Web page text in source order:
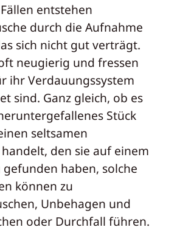
entstehen
durch die Aufnahme
sich nicht gut verträgt.
neugierig und fressen
ihr Verdauungssystem
sind. Ganz gleich, ob es
Stück
seltsamen
den sie auf einem
gefunden haben, solche
können zu
Unbehagen und
oder Durchfall führen.